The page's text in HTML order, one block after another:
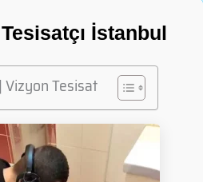
İstanbul
Vizyon Tesisat